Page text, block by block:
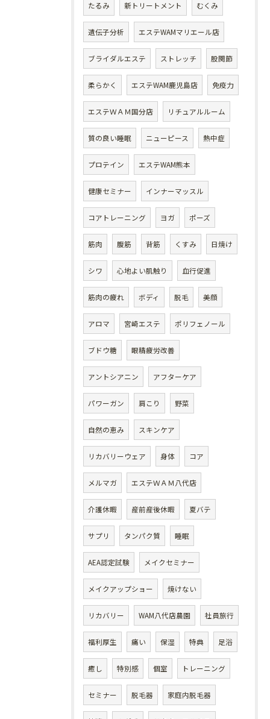
たるみ 新トリートメント むくみ
遺伝子分析 エステWAMマリエール店
ブライダルエステ ストレッチ 股関節
柔らかく エステWAM鹿児島店 免疫力
エステＷＡＭ国分店 リチュアルルーム
質の良い睡眠 ニューピース 熱中症
プロテイン エステWAM熊本
健康セミナー インナーマッスル
コアトレーニング ヨガ ポーズ
筋肉 腹筋 背筋 くすみ 日焼け
シワ 心地よい肌触り 血行促進
筋肉の疲れ ボディ 脱毛 美顔
アロマ 宮崎エステ ポリフェノール
ブドウ糖 眼精疲労改善
アントシアニン アフターケア
パワーガン 肩こり 野菜
自然の恵み スキンケア
リカバリーウェア 身体 コア
メルマガ エステＷＡＭ八代店
介護休暇 産前産後休暇 夏バテ
サプリ タンパク質 睡眠
AEA認定試験 メイクセミナー
メイクアップショー 焼けない
リカバリー WAM八代店農園 社員旅行
福利厚生 痛い 保湿 特典 足浴
癒し 特別感 個室 トレーニング
セミナー 脱毛器 家庭内脱毛器